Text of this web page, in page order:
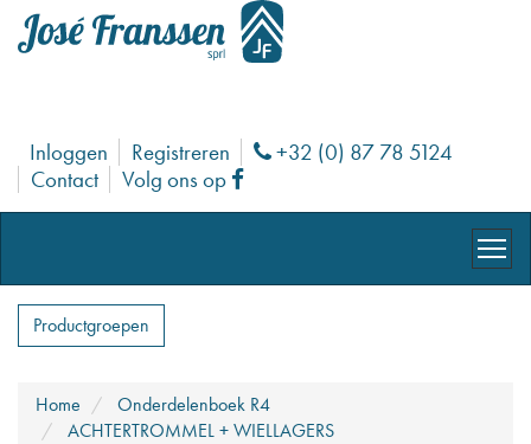
Inloggen Registreren Phone
+32 (0) 87 78 5124
Contact
Volg ons op Facebook
Productgroepen
Home
Onderdelenboek R4
ACHTERTROMMEL + WIELLAGERS